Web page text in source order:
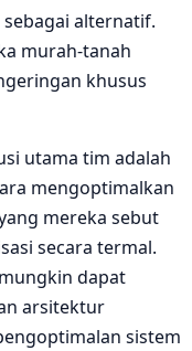
alternatif.
murah-tanah
khusus
utama tim adalah
mengoptimalkan
mereka sebut
secara termal.
dapat
arsitektur
sistem